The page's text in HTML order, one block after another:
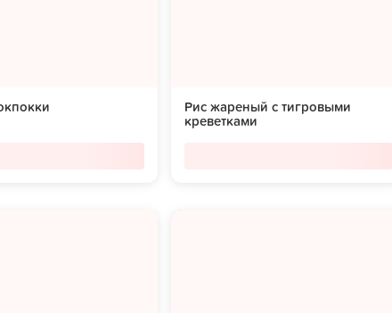
Рис жареный с тигровыми
креветками